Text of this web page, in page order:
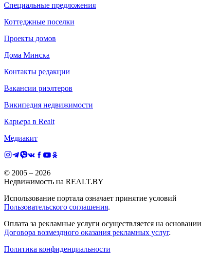
Специальные предложения
Коттеджные поселки
Проекты домов
Дома Минска
Контакты редакции
Вакансии риэлтеров
Википедия недвижимости
Карьера в Realt
Медиакит
© 2005 – 2026
Недвижимость на REALT.BY
Использование портала означает принятие условий
Пользовательского соглашения.
Оплата за рекламные услуги осуществляется на основании
Договора возмездного оказания рекламных услуг.
Политика конфиденциальности